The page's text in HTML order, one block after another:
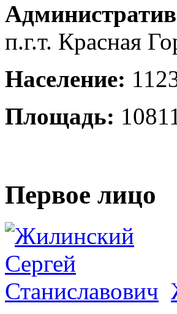
п.г.т. Красная
Население:
Площадь:
Первое лицо